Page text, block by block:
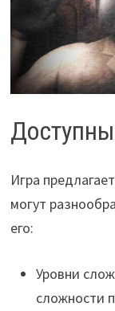
Игра
могут
его:
Уровни
сложности